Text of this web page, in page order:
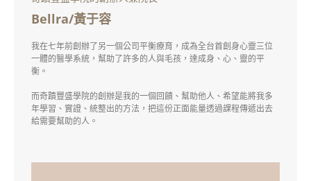
Bellra/黃于容
我在七年前創辦了另一個公司平衡療育，成為全台首創身心靈三位
一體的醫學系統，幫助了許多的人與毛孩，達成身、心、靈的平
衡。
而奇蹟豐盛學院的創辦是我的一個回饋、幫助他人、希望能將我多
年學習、實證、統整出的方法，把這份正面能量透過課程傳遞出去
給需要幫助的人。